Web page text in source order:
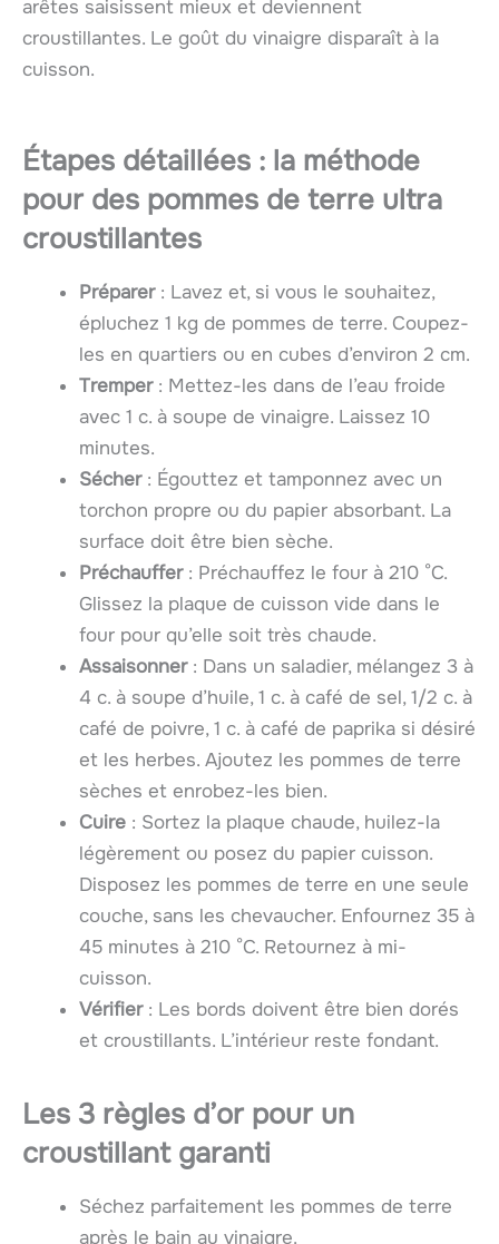
arêtes saisissent mieux et deviennent
croustillantes. Le goût du vinaigre disparaît à la
cuisson.
Étapes détaillées : la méthode
pour des pommes de terre ultra
croustillantes
Préparer: Lavez et, si vous le souhaitez,
épluchez 1 kg de pommes de terre. Coupez-
les en quartiers ou en cubes d’environ 2 cm.
Tremper: Mettez-les dans de l’eau froide
avec 1 c. à soupe de vinaigre. Laissez 10
minutes.
Sécher: Égouttez et tamponnez avec un
torchon propre ou du papier absorbant. La
surface doit être bien sèche.
Préchauffer: Préchauffez le four à 210 °C.
Glissez la plaque de cuisson vide dans le
four pour qu’elle soit très chaude.
Assaisonner: Dans un saladier, mélangez 3 à
4 c. à soupe d’huile, 1 c. à café de sel, 1/2 c. à
café de poivre, 1 c. à café de paprika si désiré
et les herbes. Ajoutez les pommes de terre
sèches et enrobez-les bien.
Cuire : Sortez la plaque chaude, huilez-la
légèrement ou posez du papier cuisson.
Disposez les pommes de terre en une seule
couche, sans les chevaucher. Enfournez 35 à
45 minutes à 210 °C. Retournez à mi-
cuisson.
Vérifier: Les bords doivent être bien dorés
et croustillants. L’intérieur reste fondant.
Les 3 règles d’or pour un
croustillant garanti
Séchez parfaitement les pommes de terre
après le bain au vinaigre.